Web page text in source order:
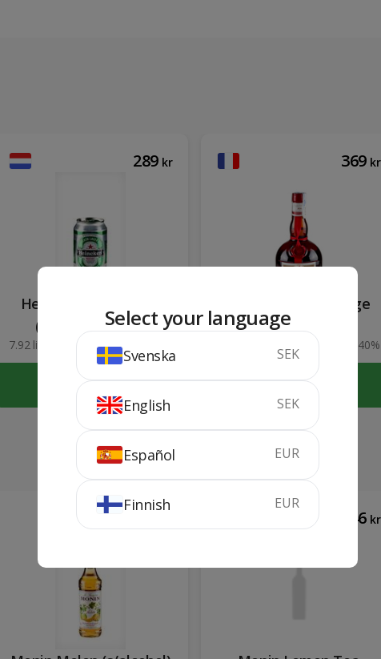
289 kr
Heineken Holandesa
(burk) (24 x 33 cl)
7.92 liter
KÖP
369 kr
Grand Marnier Rouge
40%
KÖP
146 kr
Select your language
Svenska SEK
English SEK
Español EUR
Finnish EUR